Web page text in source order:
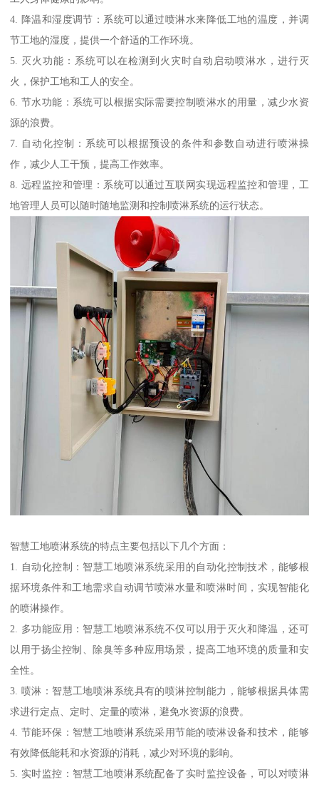
4. 降温和湿度调节：系统可以通过喷淋水来降低工地的温度，并调
节工地的湿度，提供一个舒适的工作环境。
5. 灭火功能：系统可以在检测到火灾时自动启动喷淋水，进行灭
火，保护工地和工人的安全。
6. 节水功能：系统可以根据实际需要控制喷淋水的用量，减少水资
源的浪费。
7. 自动化控制：系统可以根据预设的条件和参数自动进行喷淋操
作，减少人工干预，提高工作效率。
8. 远程监控和管理：系统可以通过互联网实现远程监控和管理，工
地管理人员可以随时随地监测和控制喷淋系统的运行状态。
智慧工地喷淋系统的特点主要包括以下几个方面：
1. 自动化控制：智慧工地喷淋系统采用的自动化控制技术，能够根
据环境条件和工地需求自动调节喷淋水量和喷淋时间，实现智能化
的喷淋操作。
2. 多功能应用：智慧工地喷淋系统不仅可以用于灭火和降温，还可
以用于扬尘控制、除臭等多种应用场景，提高工地环境的质量和安
全性。
3. 喷淋：智慧工地喷淋系统具有的喷淋控制能力，能够根据具体需
求进行定点、定时、定量的喷淋，避免水资源的浪费。
4. 节能环保：智慧工地喷淋系统采用节能的喷淋设备和技术，能够
有效降低能耗和水资源的消耗，减少对环境的影响。
5. 实时监控：智慧工地喷淋系统配备了实时监控设备，可以对喷淋